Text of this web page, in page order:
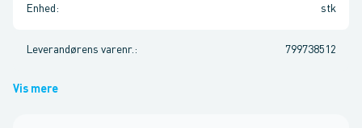
Enhed : stk
Leverandørens varenr. : 799738512
Vis mere